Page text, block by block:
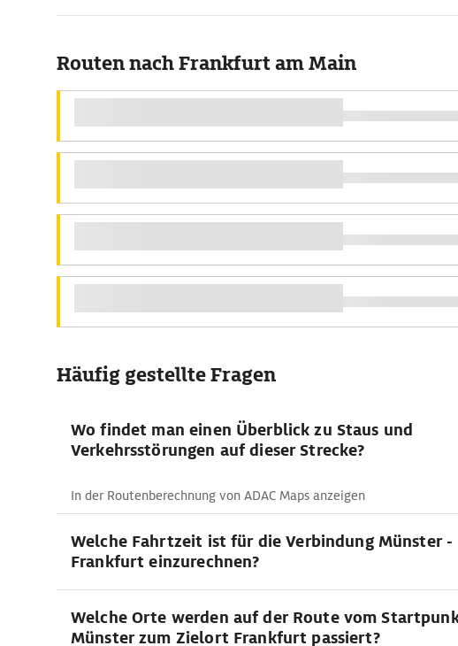
Routen nach Frankfurt am Main
Häufig gestellte Fragen
Wo findet man einen Überblick zu Staus und
Verkehrsstörungen auf dieser Strecke?
In der Routenberechnung von ADAC Maps anzeigen
Welche Fahrtzeit ist für die Verbindung Münster -
Frankfurt einzurechnen?
Welche Orte werden auf der Route vom
Münster zum Zielort Frankfurt passiert?